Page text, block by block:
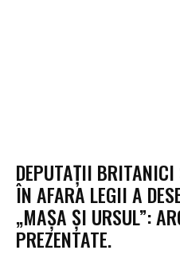
DEPUTAȚII
ÎN AFARA LEGII A
„MAȘA ȘI URSUL”:
PREZENTATE.